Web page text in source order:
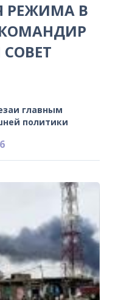
РЕЖИМА В
главным
политики